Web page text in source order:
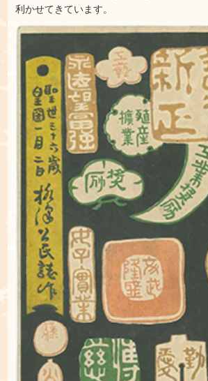
利かせてきています。